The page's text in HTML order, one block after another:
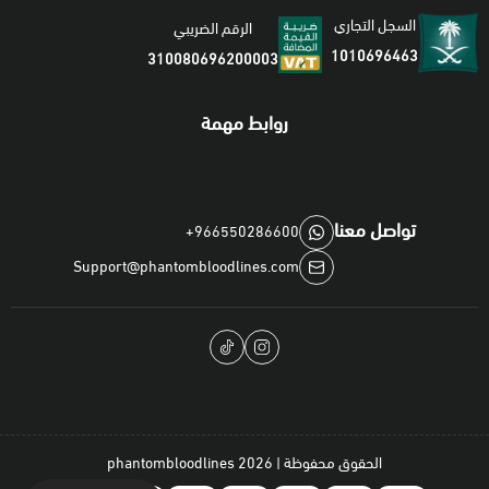
السجل التجاري
1010696463
الرقم الضريبي
310080696200003
روابط مهمة
تواصل معنا
+966550286600
Support@phantombloodlines.com
الحقوق محفوظة | 2026 phantombloodlines